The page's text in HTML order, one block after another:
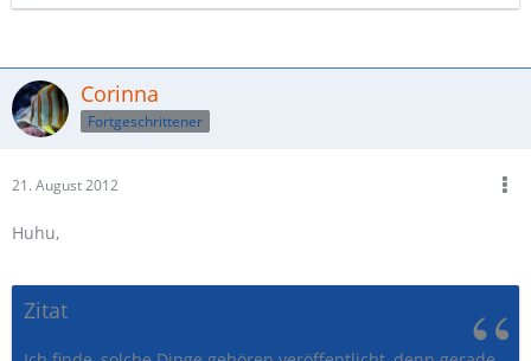
Corinna
Fortgeschrittener
21. August 2012
Huhu,
Zitat